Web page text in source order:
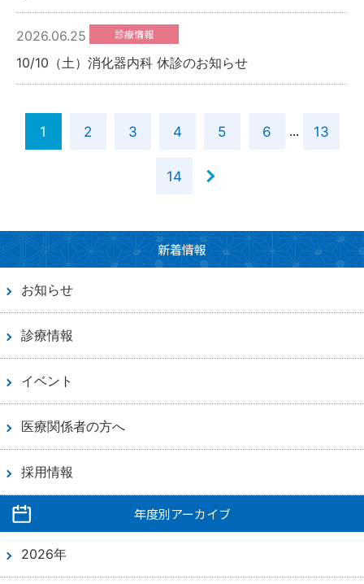
代表番号
TEL.0944-87-0001
診療日 月曜日～土曜日
外来受付時間
8：30～11：30／13：30～16：30
2026.06.25 診療情報
10/10（土）消化器内科 休診のお知らせ
1 2 3 4 5 6 ... 13
14
新着情報
お知らせ
診療情報
イベント
医療関係者の方へ
採用情報
年度別アーカイブ
2026年